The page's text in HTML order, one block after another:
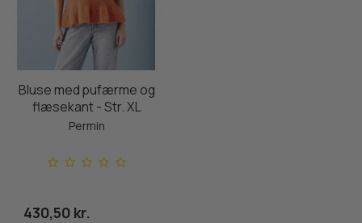
Bluse med pufærme og
flæsekant - Str. XL
Permin
430,50 kr.